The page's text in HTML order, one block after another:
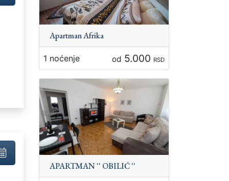
Apartman Afrika
1 noćenje od 5.000 RSD
APARTMAN '' OBILIĆ ''